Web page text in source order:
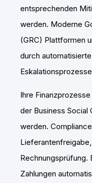
entsprechenden
werden. Moderne
(GRC) Plattformen
durch
Ihre
der Business Social
werden.
Rechnungsprüfung.
Zahlungen